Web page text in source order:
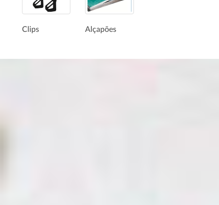
Clips Alçapões